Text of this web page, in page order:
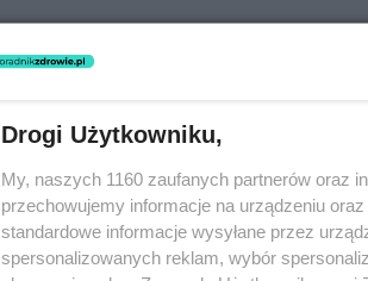
Drogi Użytkowniku,
My, naszych 1160 zaufanych partnerów oraz
przechowujemy informacje na urządzeniu
standardowe informacje wysyłane przez
spersonalizowanych reklam, wybór